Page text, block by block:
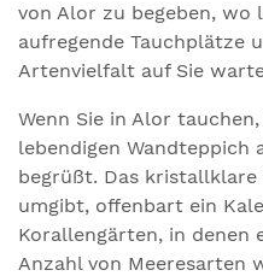
von Alor zu begeben, wo
aufregende Tauchplätze
Artenvielfalt auf Sie
Wenn Sie in Alor
lebendigen Wandteppich
begrüßt. Das kristallklare
umgibt, offenbart ein
Korallengärten, in denen
Anzahl von Meeresarten